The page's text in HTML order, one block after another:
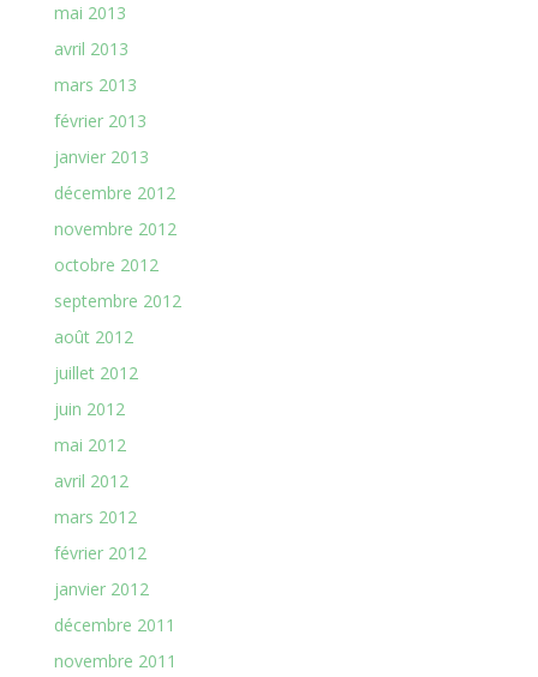
mai 2013
avril 2013
mars 2013
février 2013
janvier 2013
décembre 2012
novembre 2012
octobre 2012
septembre 2012
août 2012
juillet 2012
juin 2012
mai 2012
avril 2012
mars 2012
février 2012
janvier 2012
décembre 2011
novembre 2011